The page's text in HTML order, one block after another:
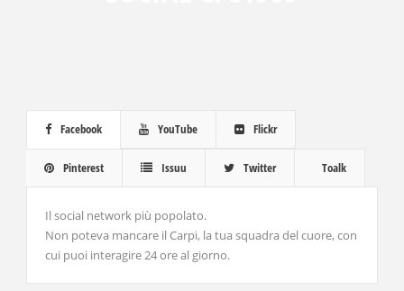
Facebook YouTube Flickr
Pinterest Issuu Twitter Toalk
Il social network più popolato.
Non poteva mancare il Carpi, la tua squadra del cuore, con
cui puoi interagire 24 ore al giorno.